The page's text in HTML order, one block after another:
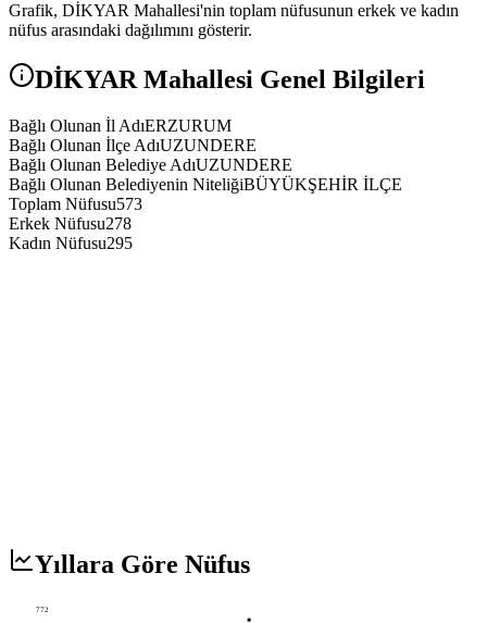
Grafik, DİKYAR Mahallesi'nin toplam nüfusunun erkek ve kadın
nüfus arasındaki dağılımını gösterir.
DİKYAR Mahallesi Genel Bilgileri
Bağlı Olunan İl AdıERZURUM
Bağlı Olunan İlçe AdıUZUNDERE
Bağlı Olunan Belediye AdıUZUNDERE
Bağlı Olunan Belediyenin NiteliğiBÜYÜKŞEHİR İLÇE
Toplam Nüfusu573
Erkek Nüfusu278
Kadın Nüfusu295
Yıllara Göre Nüfus
772